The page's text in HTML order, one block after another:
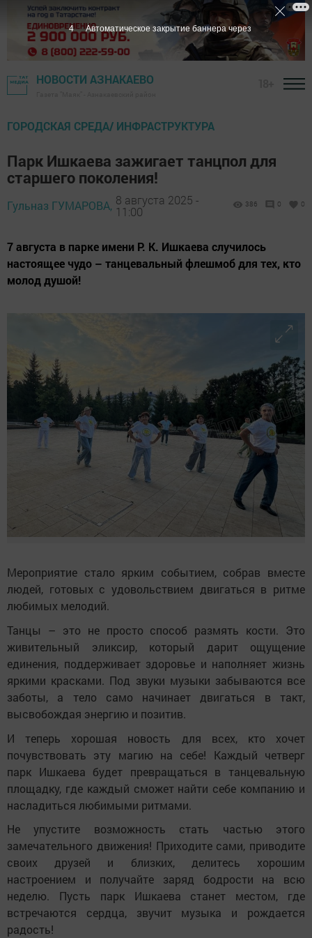
НОВОСТИ АЗНАКАЕВО
ГОРОДСКАЯ СРЕДА/ ИНФРАСТРУКТУРА
Парк Ишкаева зажигает танцпол для
старшего поколения!
Гульназ ГУМАРОВА, 8 августа 2025 -
11:00
386 0 0
7 августа в парке имени Р. К. Ишкаева случилось
настоящее чудо – танцевальный флешмоб для тех, кто
молод душой!
Мероприятие стало ярким событием, собрав вместе
людей, готовых с удовольствием двигаться в ритме
любимых мелодий.
Танцы – это не просто способ размять кости. Это
живительный эликсир, который дарит ощущение
единения, поддерживает здоровье и наполняет жизнь
яркими красками. Под звуки музыки забываются все
заботы, а тело само начинает двигаться в такт,
высвобождая энергию и позитив.
И теперь хорошая новость для всех, кто хочет
почувствовать эту магию на себе! Каждый четверг
парк Ишкаева будет превращаться в танцевальную
площадку, где каждый сможет найти себе компанию и
насладиться любимыми ритмами.
Не упустите возможность стать частью этого
замечательного движения! Приходите сами, приводите
своих друзей и близких, делитесь хорошим
настроением и получайте заряд бодрости на всю
неделю. Пусть парк Ишкаева станет местом, где
встречаются сердца, звучит музыка и рождается
радость!
3 Автоматическое закрытие баннера через